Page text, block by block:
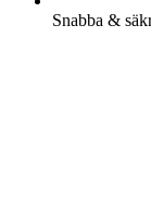
Snabba &